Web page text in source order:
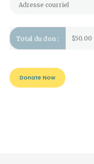
Total du don : $50.00